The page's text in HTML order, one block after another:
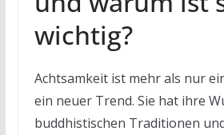
wichtig?
Achtsamkeit ist mehr als nur
ein neuer Trend. Sie hat ihre
buddhistischen Traditionen